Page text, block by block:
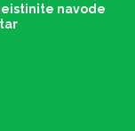
navode